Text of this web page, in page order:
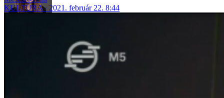
KULTÚRA
2021. február 22. 8:44